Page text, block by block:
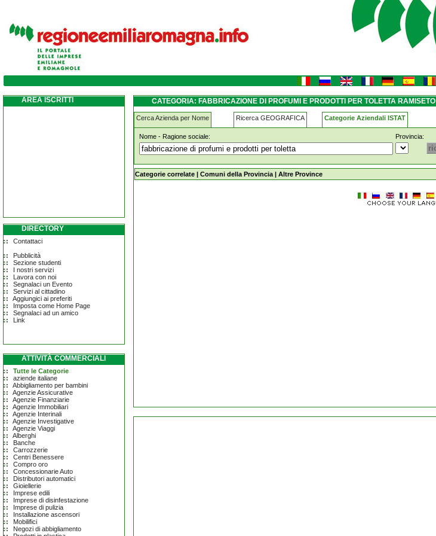
fabbricazione-di-profumi-e-prodotti-per-toletta ramiseto
AREA ISCRITTI
DIRECTORY
Contattaci
Pubblicità
Sezione studenti
I nostri servizi
Lavora con noi
Segnalaci un Evento
Servizi al cittadino
Aggiungici ai preferiti
Imposta come Home Page
Segnalaci ad un amico
Link
ATTIVITÀ COMMERCIALI
Tutte le Categorie
aziende italiane
Abbigliamento per bambini
Agenzie Assicurative
Agenzie Finanziarie
Agenzie Immobiliari
Agenzie Interinali
Agenzie Investigative
Agenzie Viaggi
Alberghi
Banche
Carrozzerie
Centri Benessere
Compro oro
Concessionarie Auto
Distributori automatici
Gioiellerie
Imprese edili
Imprese di disinfestazione
Imprese di pulizia
Installazione ascensori
Mobilifici
Negozi di abbigliamento
CATEGORIA: FABBRICAZIONE DI PROFUMI E PRODOTTI PER TOLETTA RAMISETO
Cerca Azienda per Nome Ricerca GEOGRAFICA Categorie Aziendali ISTAT
Nome - Ragione sociale: Provincia:
fabbricazione-di-profumi-e-prodotti-per-toletta ramiseto
Categorie correlate | Comuni della Provincia | Altre Province